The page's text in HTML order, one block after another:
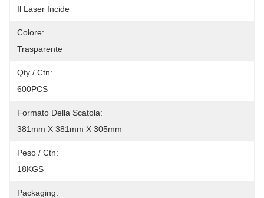
Il Laser Incide
Colore:
Trasparente
Qty / Ctn:
600PCS
Formato Della Scatola:
381mm X 381mm X 305mm
Peso / Ctn:
18KGS
Packaging: